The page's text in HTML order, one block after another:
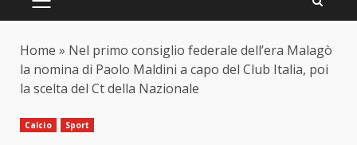
PRIMARY
Home » Nel primo consiglio federale dell’era Malagò
la nomina di Paolo Maldini a capo del Club Italia, poi
la scelta del Ct della Nazionale
Calcio Sport